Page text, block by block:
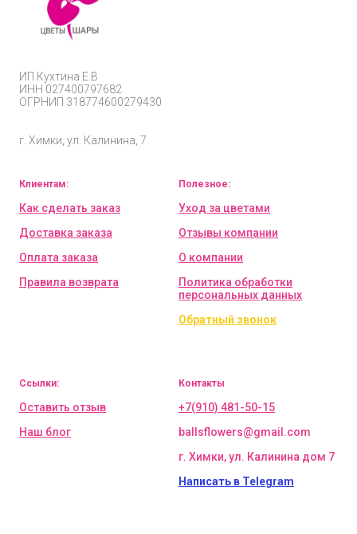
ИП Кухтина Е.В
ИНН 027400797682
ОГРНИП 318774600279430
г. Химки, ул. Калинина, 7
Клиентам:
Как сделать заказ
Доставка заказа
Оплата заказа
Правила возврата
Полезное:
Уход за цветами
Отзывы компании
О компании
Политика обработки
персональных данных
Обратный звонок
Ссылки:
Оставить отзыв
Наш блог
Контакты
+7(910) 481-50-15
ballsflowers@gmail.com
г. Химки, ул. Калинина дом 7
Написать в Telegram